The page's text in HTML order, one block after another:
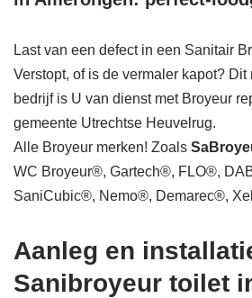
Last van een defect in een Sanitair
Verstopt, of is de vermaler kapot?
bedrijf is U van dienst met Broyeur
gemeente Utrechtse Heuvelrug.
Alle Broyeur merken! Zoals
WC Broyeur®, Gartech®, FLO®,
SaniCubic®, Nemo®, Demarec®,
Aanleg en
Sanibroyeur toilet